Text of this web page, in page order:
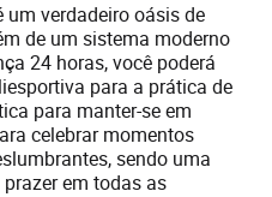
um verdadeiro oásis de
de um sistema moderno
24 horas, você poderá
para a prática de
para manter-se em
celebrar momentos
sendo uma
em todas as